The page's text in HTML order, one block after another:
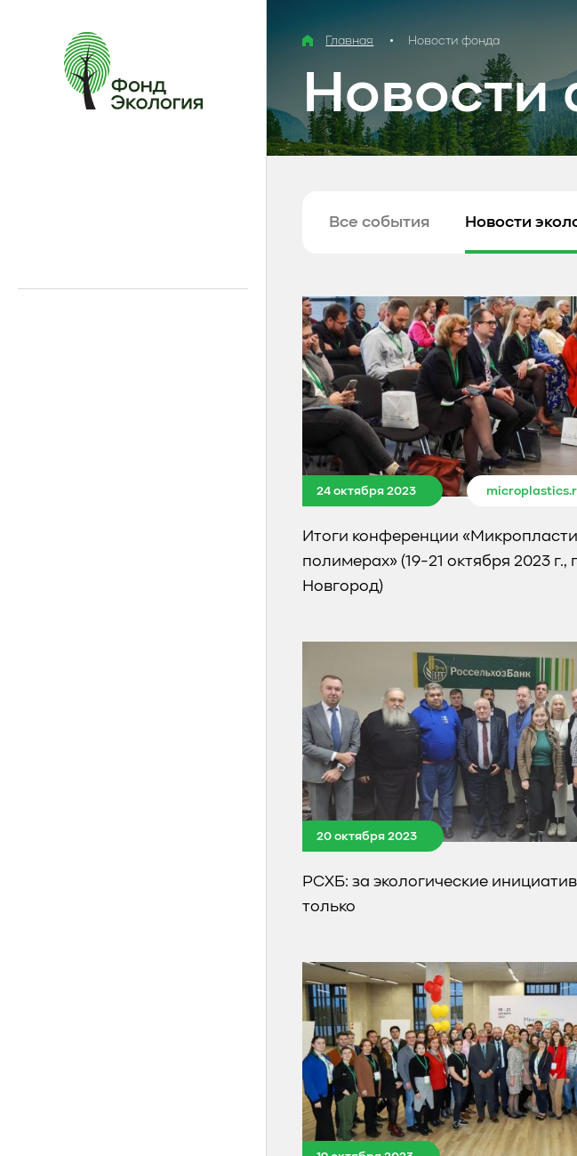
Главная Новости фонда
Новости
Все события Новости
24 октября 2023
Итоги конференции
полимерах» (19-21 октября 2023 г.,
Новгород)
20 октября 2023
РСХБ: за экологические
только